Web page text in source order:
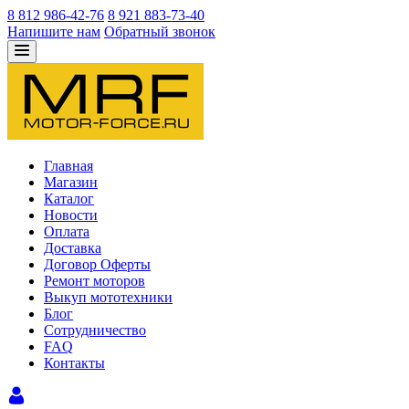
8 812 986-42-76 8 921 883-73-40
Напишите нам Обратный звонок
Главная
Магазин
Каталог
Новости
Оплата
Доставка
Договор Оферты
Ремонт моторов
Выкуп мототехники
Блог
Сотрудничество
FAQ
Контакты